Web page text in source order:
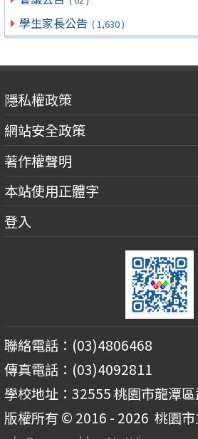
學生家長公告 ( 1,630 )
隱私權政策
網站安全政策
著作權聲明
本站使用正體字
登入
聯絡電話：(03)4806468
傳真電話：(03)4092811
學校地址：32555 桃園市龍潭
版權所有 © 2016 - 2026 桃園